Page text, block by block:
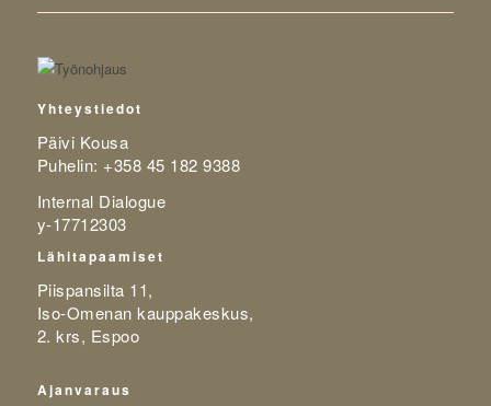
Yhteystiedot
Päivi Kousa
Puhelin: +358 45 182 9388
Internal Dialogue
y-17712303
Lähitapaamiset
Piispansilta 11,
Iso-Omenan kauppakeskus,
2. krs, Espoo
Ajanvaraus